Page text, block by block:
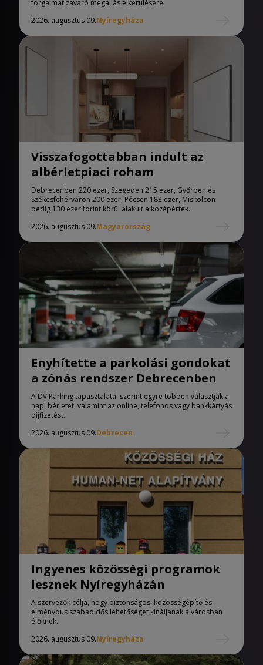
forgalmat zavaró megállás elkerülésére.
2026. augusztus 09.Nyíregyháza
Visszafogottabban indult az
albérletpiaci roham
Debrecenben 220 ezer, Szegeden 215 ezer, Győrben és
Székesfehérváron 200 ezer, Pécsen 183 ezer, Miskolcon
pedig 130 ezer forint körül alakult a középérték.
2026. augusztus 09.Magyarország
Enyhítette a parkolási gondokat
a zónás rendszer Debrecenben
A DV Parking tapasztalatai szerint egyre többen választják a
napi bérletet, valamint az online, telefonos vagy bankkártyás
díjfizetést.
2026. augusztus 09.Debrecen
Ingyenes közösségi programok
lesznek Nyíregyházán
A szervezők célja, hogy biztonságos, közösségépítő és
élménydús szabadidős lehetőséget kínáljanak a városban
élőknek.
2026. augusztus 09.Nyíregyháza